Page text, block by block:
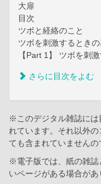
大扉
目次
ツボと経絡のこと
ツボを刺激するとき
【Part 1】 ツボを刺
さらに目次をよむ
※このデジタル雑誌には
れています。それ以外
ても含まれていませんの
※電子版では、紙の雑誌
いページがある場合があ